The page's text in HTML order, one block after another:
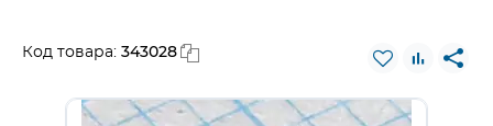
Код товара: 343028